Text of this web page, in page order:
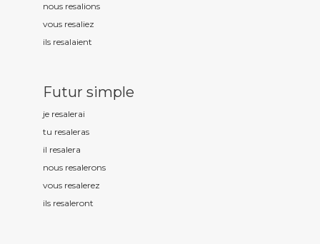
nous resalions
vous resaliez
ils resalaient
Futur simple
je resalerai
tu resaleras
il resalera
nous resalerons
vous resalerez
ils resaleront